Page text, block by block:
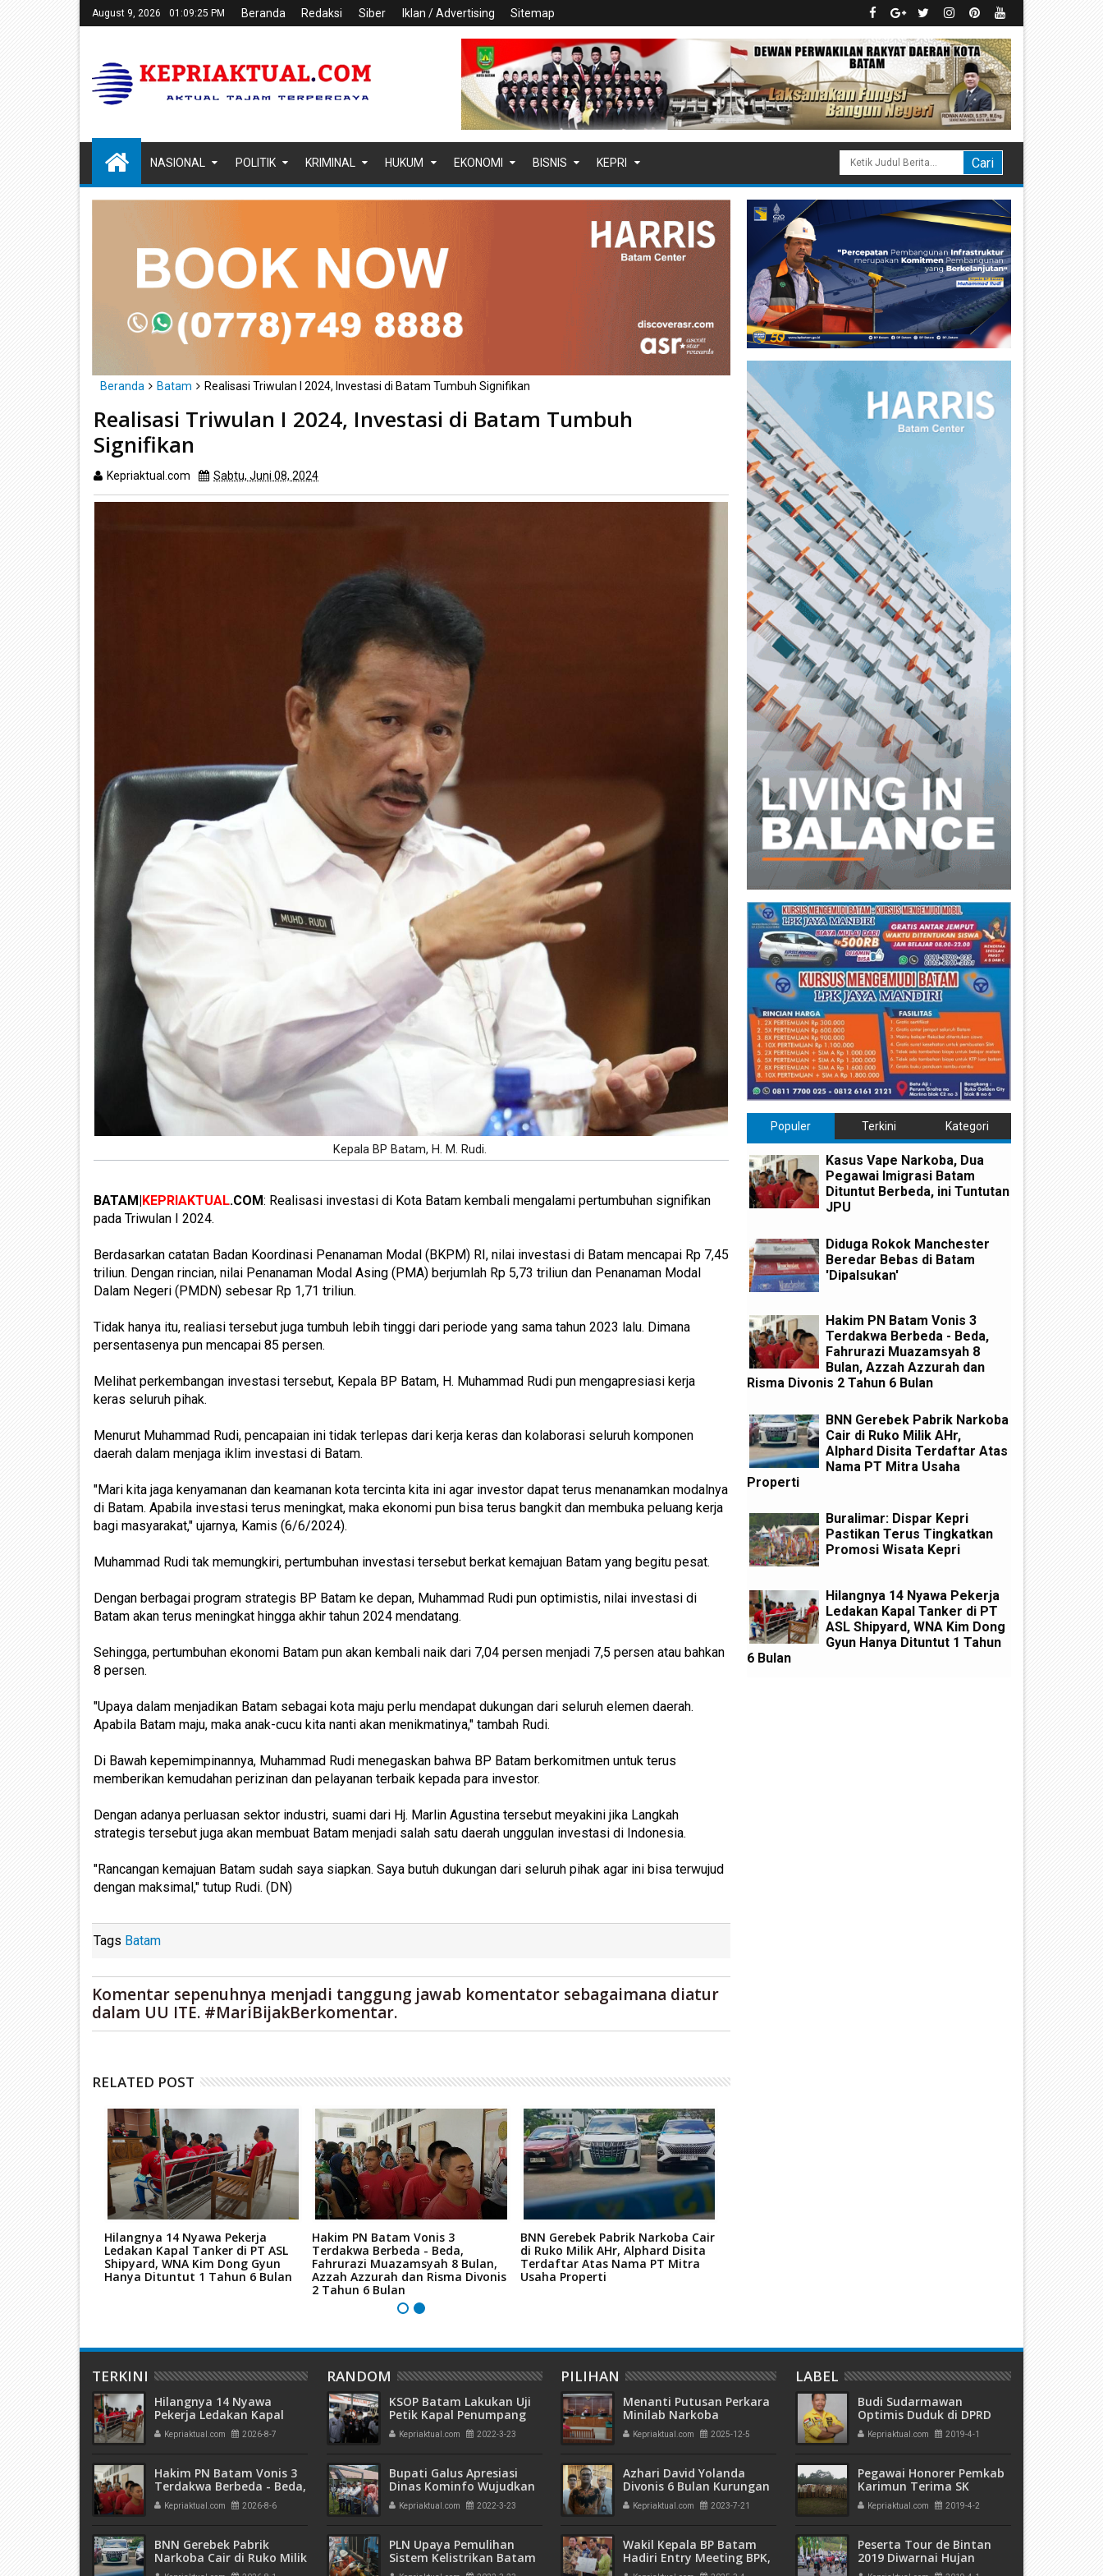
August 9, 2026 01:09:26 PM Beranda Redaksi Siber Iklan / Advertising Sitemap
NASIONAL POLITIK KRIMINAL HUKUM EKONOMI BISNIS KEPRI
Beranda Batam Realisasi Triwulan I 2024, Investasi di Batam Tumbuh Signifikan
Realisasi Triwulan I 2024, Investasi di Batam Tumbuh
Signifikan
Kepriaktual.com Sabtu, Juni 08, 2024
Kepala BP Batam, H. M. Rudi.
BATAM|KEPRIAKTUAL.COM: Realisasi investasi di Kota Batam kembali mengalami pertumbuhan signifikan
pada Triwulan I 2024.
Berdasarkan catatan Badan Koordinasi Penanaman Modal (BKPM) RI, nilai investasi di Batam mencapai Rp 7,45
triliun. Dengan rincian, nilai Penanaman Modal Asing (PMA) berjumlah Rp 5,73 triliun dan Penanaman Modal
Dalam Negeri (PMDN) sebesar Rp 1,71 triliun.
Tidak hanya itu, realiasi tersebut juga tumbuh lebih tinggi dari periode yang sama tahun 2023 lalu. Dimana
persentasenya pun mencapai 85 persen.
Melihat perkembangan investasi tersebut, Kepala BP Batam, H. Muhammad Rudi pun mengapresiasi kerja
keras seluruh pihak.
Menurut Muhammad Rudi, pencapaian ini tidak terlepas dari kerja keras dan kolaborasi seluruh komponen
daerah dalam menjaga iklim investasi di Batam.
"Mari kita jaga kenyamanan dan keamanan kota tercinta kita ini agar investor dapat terus menanamkan modalnya
di Batam. Apabila investasi terus meningkat, maka ekonomi pun bisa terus bangkit dan membuka peluang kerja
bagi masyarakat," ujarnya, Kamis (6/6/2024).
Muhammad Rudi tak memungkiri, pertumbuhan investasi tersebut berkat kemajuan Batam yang begitu pesat.
Dengan berbagai program strategis BP Batam ke depan, Muhammad Rudi pun optimistis, nilai investasi di
Batam akan terus meningkat hingga akhir tahun 2024 mendatang.
Sehingga, pertumbuhan ekonomi Batam pun akan kembali naik dari 7,04 persen menjadi 7,5 persen atau bahkan
8 persen.
"Upaya dalam menjadikan Batam sebagai kota maju perlu mendapat dukungan dari seluruh elemen daerah.
Apabila Batam maju, maka anak-cucu kita nanti akan menikmatinya," tambah Rudi.
Di Bawah kepemimpinannya, Muhammad Rudi menegaskan bahwa BP Batam berkomitmen untuk terus
memberikan kemudahan perizinan dan pelayanan terbaik kepada para investor.
Dengan adanya perluasan sektor industri, suami dari Hj. Marlin Agustina tersebut meyakini jika Langkah
strategis tersebut juga akan membuat Batam menjadi salah satu daerah unggulan investasi di Indonesia.
"Rancangan kemajuan Batam sudah saya siapkan. Saya butuh dukungan dari seluruh pihak agar ini bisa terwujud
dengan maksimal," tutup Rudi. (DN)
Tags Batam
Komentar sepenuhnya menjadi tanggung jawab komentator sebagaimana diatur
dalam UU ITE. #MariBijakBerkomentar.
RELATED POST
Hilangnya 14 Nyawa Pekerja
Ledakan Kapal Tanker di PT ASL
Shipyard, WNA Kim Dong Gyun
Hanya Dituntut 1 Tahun 6 Bulan
Hakim PN Batam Vonis 3
Terdakwa Berbeda - Beda,
Fahrurazi Muazamsyah 8 Bulan,
Azzah Azzurah dan Risma Divonis
2 Tahun 6 Bulan
BNN Gerebek Pabrik Narkoba Cair
di Ruko Milik AHr, Alphard Disita
Terdaftar Atas Nama PT Mitra
Usaha Properti
Populer Terkini Kategori
Kasus Vape Narkoba, Dua
Pegawai Imigrasi Batam
Dituntut Berbeda, ini Tuntutan
JPU
Diduga Rokok Manchester
Beredar Bebas di Batam
'Dipalsukan'
Hakim PN Batam Vonis 3
Terdakwa Berbeda - Beda,
Fahrurazi Muazamsyah 8
Bulan, Azzah Azzurah dan
Risma Divonis 2 Tahun 6 Bulan
BNN Gerebek Pabrik Narkoba
Cair di Ruko Milik AHr,
Alphard Disita Terdaftar Atas
Nama PT Mitra Usaha
Properti
Buralimar: Dispar Kepri
Pastikan Terus Tingkatkan
Promosi Wisata Kepri
Hilangnya 14 Nyawa Pekerja
Ledakan Kapal Tanker di PT
ASL Shipyard, WNA Kim Dong
Gyun Hanya Dituntut 1 Tahun
6 Bulan
TERKINI
Hilangnya 14 Nyawa
Pekerja Ledakan Kapal
Tanker di PT ASL Shipyard,
WNA Kim Dong Gyun
Bulan
Kepriaktual.com 2026-8-7
Hakim PN Batam Vonis 3
Terdakwa Berbeda - Beda,
Fahrurazi Muazamsyah 8
Bulan, Azzah Azzurah dan
Bulan
Kepriaktual.com 2026-8-6
BNN Gerebek Pabrik
Narkoba Cair di Ruko Milik
AHr, Alphard Disita
RANDOM
KSOP Batam Lakukan Uji
Petik Kapal Penumpang
Menjelang Lebaran
Kepriaktual.com 2022-3-23
Bupati Galus Apresiasi
Dinas Kominfo Wujudkan
Tower BTS Di Kecamatan
Pining
Kepriaktual.com 2022-3-23
PLN Upaya Pemulihan
Sistem Kelistrikan Batam
PILIHAN
Menanti Putusan Perkara
Minilab Narkoba
Terdakwa Touzen
"Loloskah dari Hukuman
Kepriaktual.com 2025-12-5
Azhari David Yolanda
Divonis 6 Bulan Kurungan
dan Rehabilitasi 10 Bulan
Kepriaktual.com 2023-7-21
Wakil Kepala BP Batam
Hadiri Entry Meeting BPK,
Komitmen Wujudkan
LABEL
Budi Sudarmawan
Optimis Duduk di DPRD
Kota Batam
Kepriaktual.com 2019-4-1
Pegawai Honorer Pemkab
Karimun Terima SK
Perpanjangan Kontrak
Kepriaktual.com 2019-4-2
Peserta Tour de Bintan
2019 Diwarnai Hujan